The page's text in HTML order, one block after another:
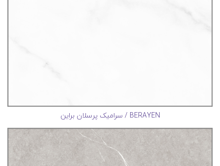
BERAYEN / سرامیک پرسلان براین